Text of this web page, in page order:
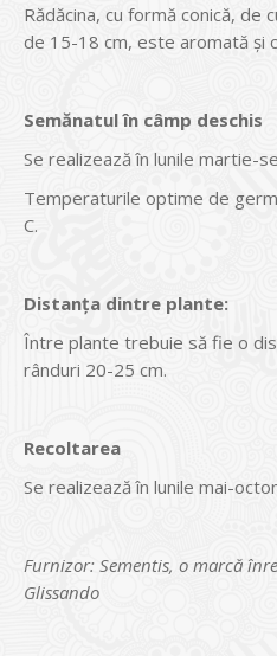
Rădăcina, cu formă conică, de
de 15-18 cm, este aromată şi
Semănatul în câmp deschis
Se realizează în lunile martie-
Temperaturile optime de
C.
Distanţa dintre plante:
Între plante trebuie să fie o
rânduri 20-25 cm.
Recoltarea
Se realizează în lunile mai-
Furnizor: Sementis, o marcă
Glissando